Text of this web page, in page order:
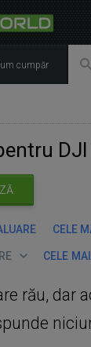
cumpăr
CELE
CELE
rău, dar